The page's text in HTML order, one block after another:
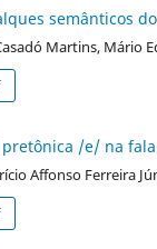
semânticos
Martins, Mário
/e/ na
Affonso Ferreira